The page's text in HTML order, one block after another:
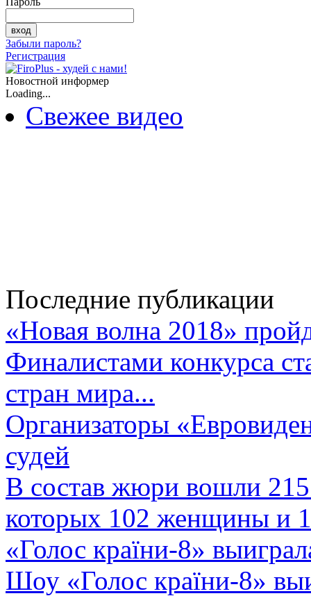
Забыли пароль?
Регистрация
Новостной информер
Loading...
Свежее видео
Последние публикации
«Новая волна 2018»
Финалистами конкурса
стран мира...
Организаторы
судей
В состав жюри вошли 215
которых 102 женщины и
«Голос країни-8»
Шоу «Голос країни-8»